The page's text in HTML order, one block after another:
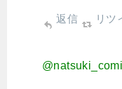
返信 リツ